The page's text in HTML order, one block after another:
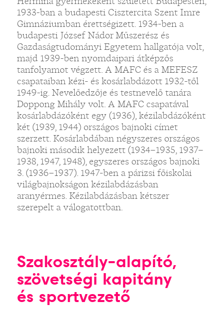
1933-ban a budapesti Cisztercita Szent Imre
Gimnáziumban érettségizett. 1934-ben a
budapesti József Nádor Műszerész és
Gazdaságtudományi Egyetem hallgatója volt,
majd 1939-ben nyomdaipari átképzős
tanfolyamot végzett. A MAFC és a MEFESZ
csapataiban kézi- és kosárlabdázott 1932-től
1949-ig. Nevelőedzője és testnevelő tanára
Doppong Mihály volt. A MAFC csapatával
kosárlabdázóként egy (1936), kézilabdázóként
két (1939, 1944) országos bajnoki címet
szerzett. Kosárlabdában négyszeres országos
bajnoki második helyezett (1934–1935, 1937–
1938, 1947, 1948), egyszeres országos bajnoki
3. (1936–1937). 1947-ben a párizsi főiskolai
világbajnokságon kézilabdázásban
aranyérmes. Kézilabdázásban kétszer
szerepelt a válogatottban.
Szakosztály-alapító,
szövetségi kapitány
és sportvezető